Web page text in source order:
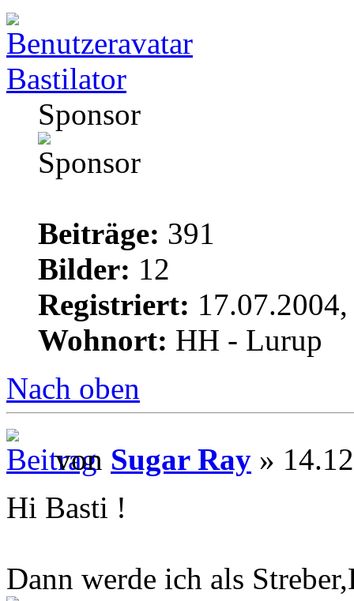
Bastilator
Sponsor
Beiträge: 391
Bilder: 12
Registriert:
Wohnort: HH - Lurup
Nach oben
von Sugar Ray »
Hi Basti !
Dann werde ich als